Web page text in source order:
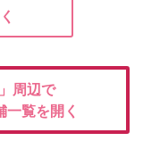
」周辺で
覧を開く